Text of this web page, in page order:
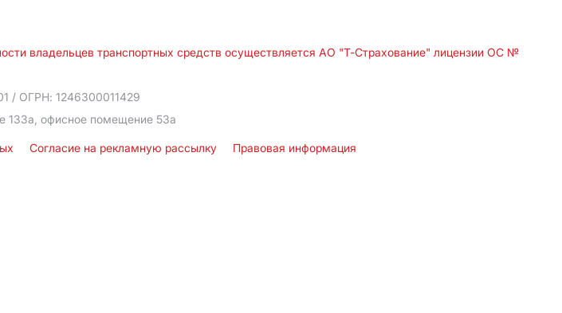
владельцев транспортных средств осуществляется АО "Т-Страхование" лицензии ОС №
/ ОГРН: 1246300011429
133а, офисное помещение 53а
Согласие на рекламную рассылку Правовая информация